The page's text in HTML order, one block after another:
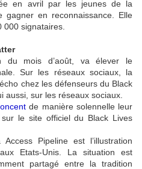
en avril par les jeunes de la
gagner en reconnaissance. Elle
000 signataires.
du mois d’août, va élever le
Sur les réseaux sociaux, la
chez les défenseurs du Black
aussi, sur les réseaux sociaux.
de manière solennelle leur
le site officiel du Black Lives
Pipeline est l’illustration
Etats-Unis. La situation est
partagé entre la tradition